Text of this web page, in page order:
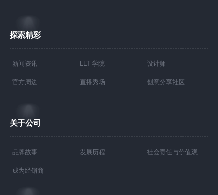
探索精彩
新闻资讯 LLTI学院 设计师
官方周边 直播秀场 创意分享社区
关于公司
品牌故事 发展历程 社会责任与价值观
成为经销商